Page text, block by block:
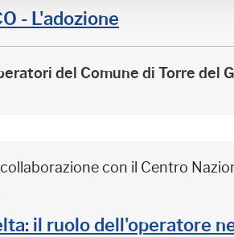
- L'adozione
del Comune di Torre del
con il Centro
il ruolo dell'operatore